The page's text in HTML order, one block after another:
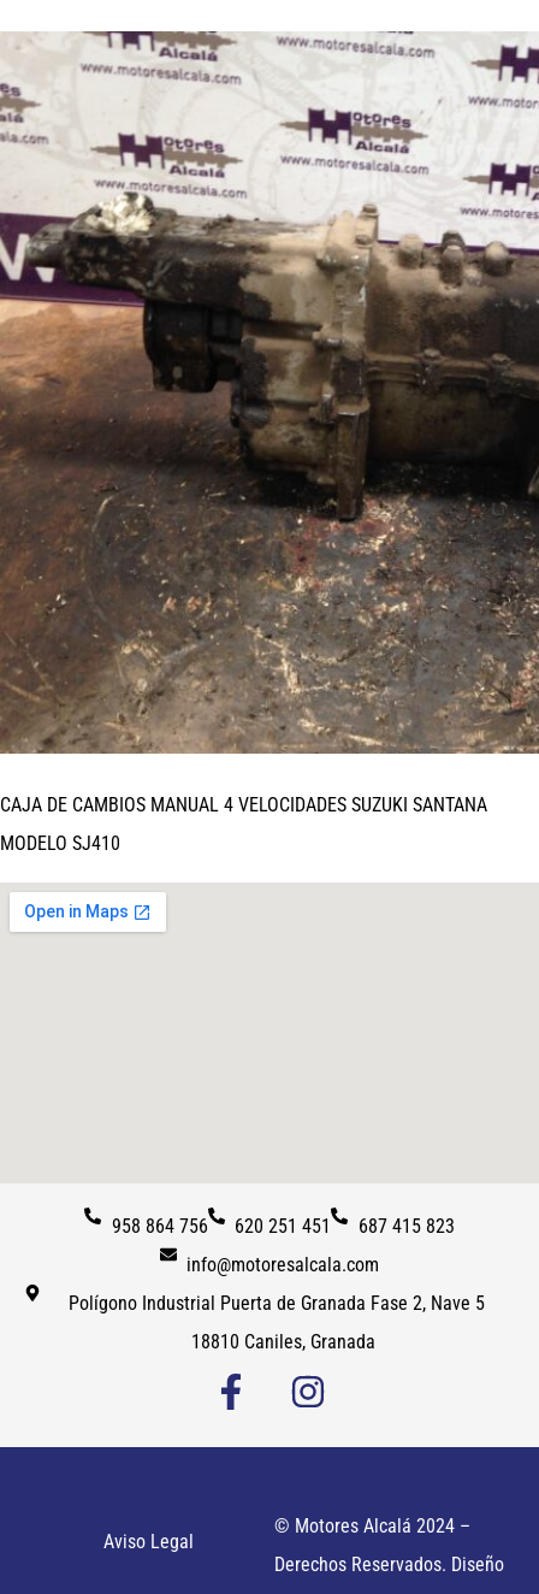
CAJA DE CAMBIOS MANUAL 4 VELOCIDADES SUZUKI SANTANA
MODELO SJ410
958 864 756 620 251 451
687 415 823
info@motoresalcala.com
Polígono Industrial Puerta de Granada Fase 2, Nave 5
18810 Caniles, Granada
Aviso Legal
© Motores Alcalá 2024 –
Derechos Reservados. Diseño